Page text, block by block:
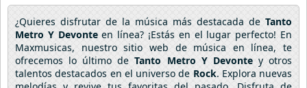
¿Quieres disfrutar de la música más destacada de Tanto
Metro Y Devonteen línea? ¡Estás en el lugar perfecto! En
Maxmusicas, nuestro sitio web de música en línea, te
ofrecemos lo último deTanto Metro Y Devontey otros
talentos destacados en el universo de Rock. Explora nuevas